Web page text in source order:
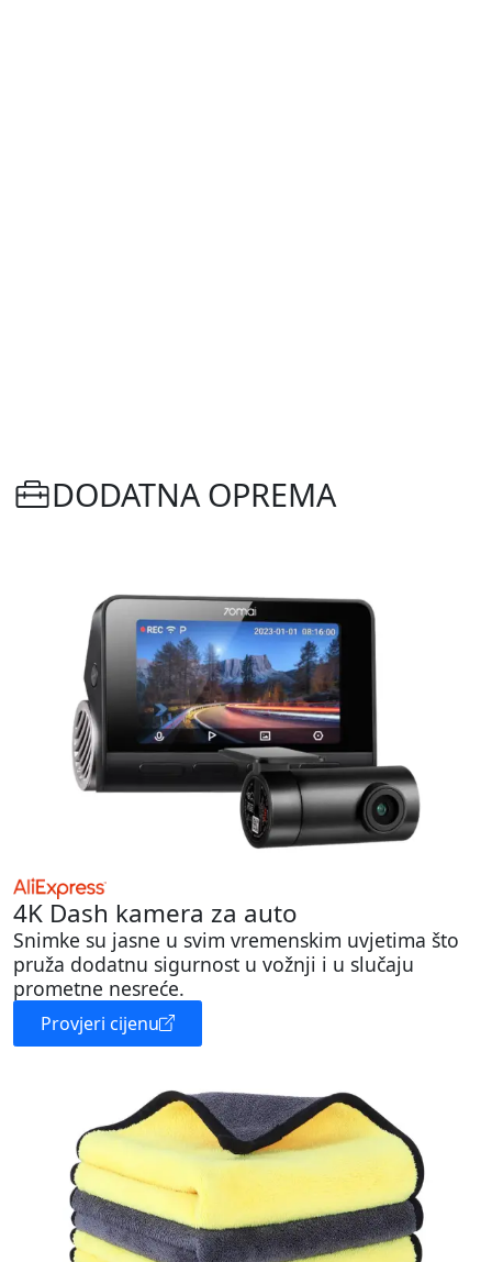
DODATNA OPREMA
4K Dash kamera za auto
Snimke su jasne u svim vremenskim uvjetima što
pruža dodatnu sigurnost u vožnji i u slučaju
prometne nesreće.
Provjeri cijenu